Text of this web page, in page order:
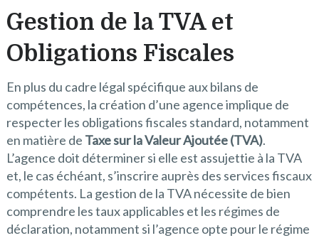
Gestion de la TVA et
Obligations Fiscales
En plus du cadre légal spécifique aux bilans de
compétences, la création d’une agence implique de
respecter les obligations fiscales standard, notamment
en matière de Taxe sur la Valeur Ajoutée (TVA).
L’agence doit déterminer si elle est assujettie à la TVA
et, le cas échéant, s’inscrire auprès des services fiscaux
compétents. La gestion de la TVA nécessite de bien
comprendre les taux applicables et les régimes de
déclaration, notamment si l’agence opte pour le régime